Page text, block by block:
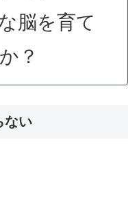
脳を育て
？
ない